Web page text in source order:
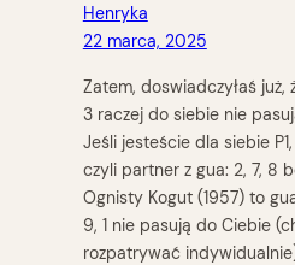
Henryka
22 marca, 2025
Zatem, doswiadczyłaś
3 raczej do siebie nie
Jeśli jesteście dla siebie
czyli partner z gua: 2, 7, 8
Ognisty Kogut (1957) to
9, 1 nie pasują do Ciebie
rozpatrywać